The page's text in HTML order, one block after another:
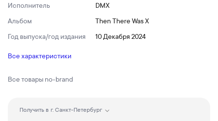
Исполнитель
DMX
Альбом
Then There Was X
Год выпуска/год издания
10 Декабря 2024
Все характеристики
Все товары no-brand
Получить в г. Санкт-Петербург